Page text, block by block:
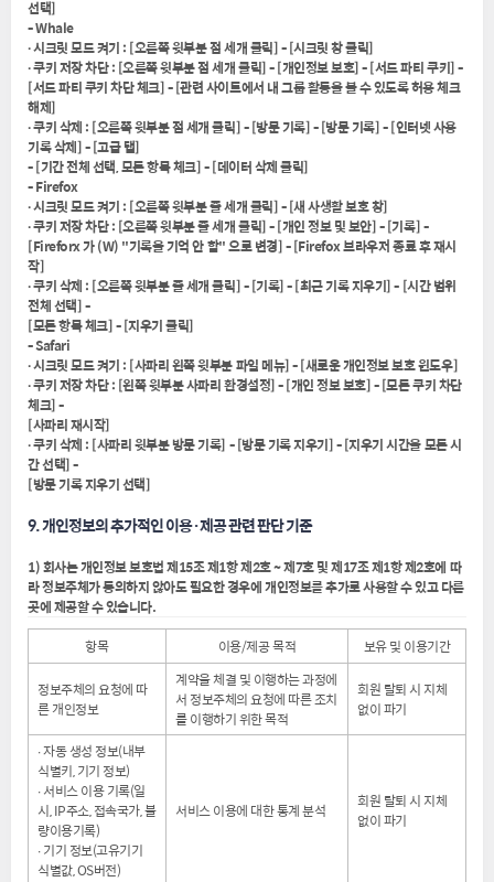
선택]
- Whale
∙ 시크릿 모드 켜기 : [오른쪽 윗부분 점 세개 클릭] - [시크릿 창 클릭]
∙ 쿠키 저장 차단 : [오른쪽 윗부분 점 세개 클릭] - [개인정보 보호] - [서드 파티 쿠키] -
[서드 파티 쿠키 차단 체크] - [관련 사이트에서 내 그룹 활동을 볼 수 있도록 허용 체크
해제]
∙ 쿠키 삭제 : [오른쪽 윗부분 점 세개 클릭] - [방문 기록] - [방문 기록] - [인터넷 사용
기록 삭제] - [고급 탭]
- [기간 전체 선택, 모든 항목 체크] - [데이터 삭제 클릭]
- Firefox
∙ 시크릿 모드 켜기 : [오른쪽 윗부분 줄 세개 클릭] - [새 사생활 보호 창]
∙ 쿠키 저장 차단 : [오른쪽 윗부분 줄 세개 클릭] - [개인 정보 및 보안] - [기록] -
[Fireforx 가 (W) "기록을 기억 안 함" 으로 변경] - [Firefox 브라우저 종료 후 재시
작]
∙ 쿠키 삭제 : [오른쪽 윗부분 줄 세개 클릭] - [기록] - [최근 기록 지우기] - [시간 범위
전체 선택] -
[모든 항목 체크] - [지우기 클릭]
- Safari
∙ 시크릿 모드 켜기 : [사파리 왼쪽 윗부분 파일 메뉴] - [새로운 개인정보 보호 윈도우]
∙ 쿠키 저장 차단 : [왼쪽 윗부분 사파리 환경설정] - [개인 정보 보호] - [모든 쿠키 차단
체크] -
[사파리 재시작]
∙ 쿠키 삭제 : [사파리 윗부분 방문 기록] - [방문 기록 지우기] - [지우기 시간을 모든 시
간 선택] -
[방문 기록 지우기 선택]
9. 개인정보의 추가적인 이용·제공 관련 판단 기준
1) 회사는 개인정보 보호법 제15조 제1항 제2호 ~ 제7호 및 제17조 제1항 제2호에 따
라 정보주체가 동의하지 않아도 필요한 경우에 개인정보를 추가로 사용할 수 있고 다른
곳에 제공할 수 있습니다.
항목
이용/제공 목적 보유 및 이용기간
정보주체의 요청에 따
른 개인정보
계약을 체결 및 이행하는 과정에
서 정보주체의 요청에 따른 조치
를 이행하기 위한 목적
회원 탈퇴 시 지체
없이 파기
∙ 자동 생성 정보(내부
식별키, 기기 정보)
∙ 서비스 이용 기록(일
시, IP주소, 접속국가, 불
량이용기록)
∙ 기기 정보(고유기기
식별값, OS버전)
서비스 이용에 대한 통계 분석
회원 탈퇴 시 지체
없이 파기